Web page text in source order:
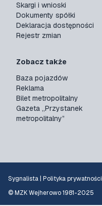
Skargi i wnioski
Dokumenty spółki
Deklaracja dostępności
Rejestr zmian
Zobacz także
Baza pojazdów
Reklama
Bilet metropolitalny
Gazeta „Przystanek
metropolitalny”
Sygnalista Polityka prywatności
© MZK Wejherowo 1981-2025